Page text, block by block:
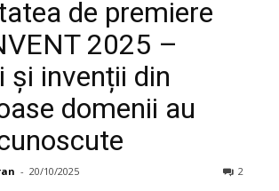
de premiere
2025 –
și invenții din
domenii au
- 20/10/2025 2